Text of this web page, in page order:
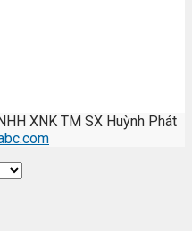
XNK TM SX Huỳnh Phát